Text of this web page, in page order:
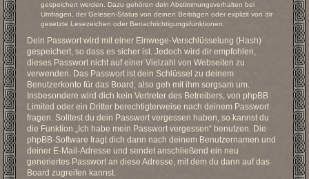
gespeichert werden. Dazu gehören dein Abstimmungsverhalten bei
Umfragen, der Gelesen-Status von deinen Beiträgen oder explizit von dir
gesetzte Lesezeichen oder Benachrichtigungsfunktionen.
Dein Passwort wird mit einer Einwege-Verschlüsselung (Hash)
gespeichert, so dass es sicher ist. Jedoch wird dir empfohlen,
dieses Passwort nicht auf einer Vielzahl von Webseiten zu
verwenden. Das Passwort ist dein Schlüssel zu deinem
Benutzerkonto für das Board, also geh mit ihm sorgsam um.
Insbesondere wird dich kein Vertreter des Betreibers, von phpBB
Limited oder ein Dritter berechtigterweise nach deinem Passwort
fragen. Solltest du dein Passwort vergessen haben, so kannst du
die Funktion „Ich habe mein Passwort vergessen“ benutzen. Die
phpBB-Software fragt dich dann nach deinem Benutzernamen und
deiner E-Mail-Adresse und sendet anschließend ein neu
generiertes Passwort an diese Adresse, mit dem du dann auf das
Board zugreifen kannst.